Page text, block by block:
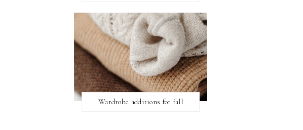
Wardrobe additions for fall